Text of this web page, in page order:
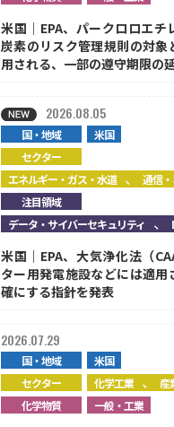
米国｜EPA、パークロロエチ
炭素のリスク管理規則の対象
用される、一部の遵守期限の
国・地域
米国
セクター
エネルギー・ガス・水道 、通信
注目領域
データ・サイバーセキュリティ 、
2026.08.05
米国｜EPA、大気浄化法（
ター用発電施設などには適用
確にする指針を発表
国・地域
米国
セクター
化学工業 、産
化学物質
一般・工業
2026.07.29